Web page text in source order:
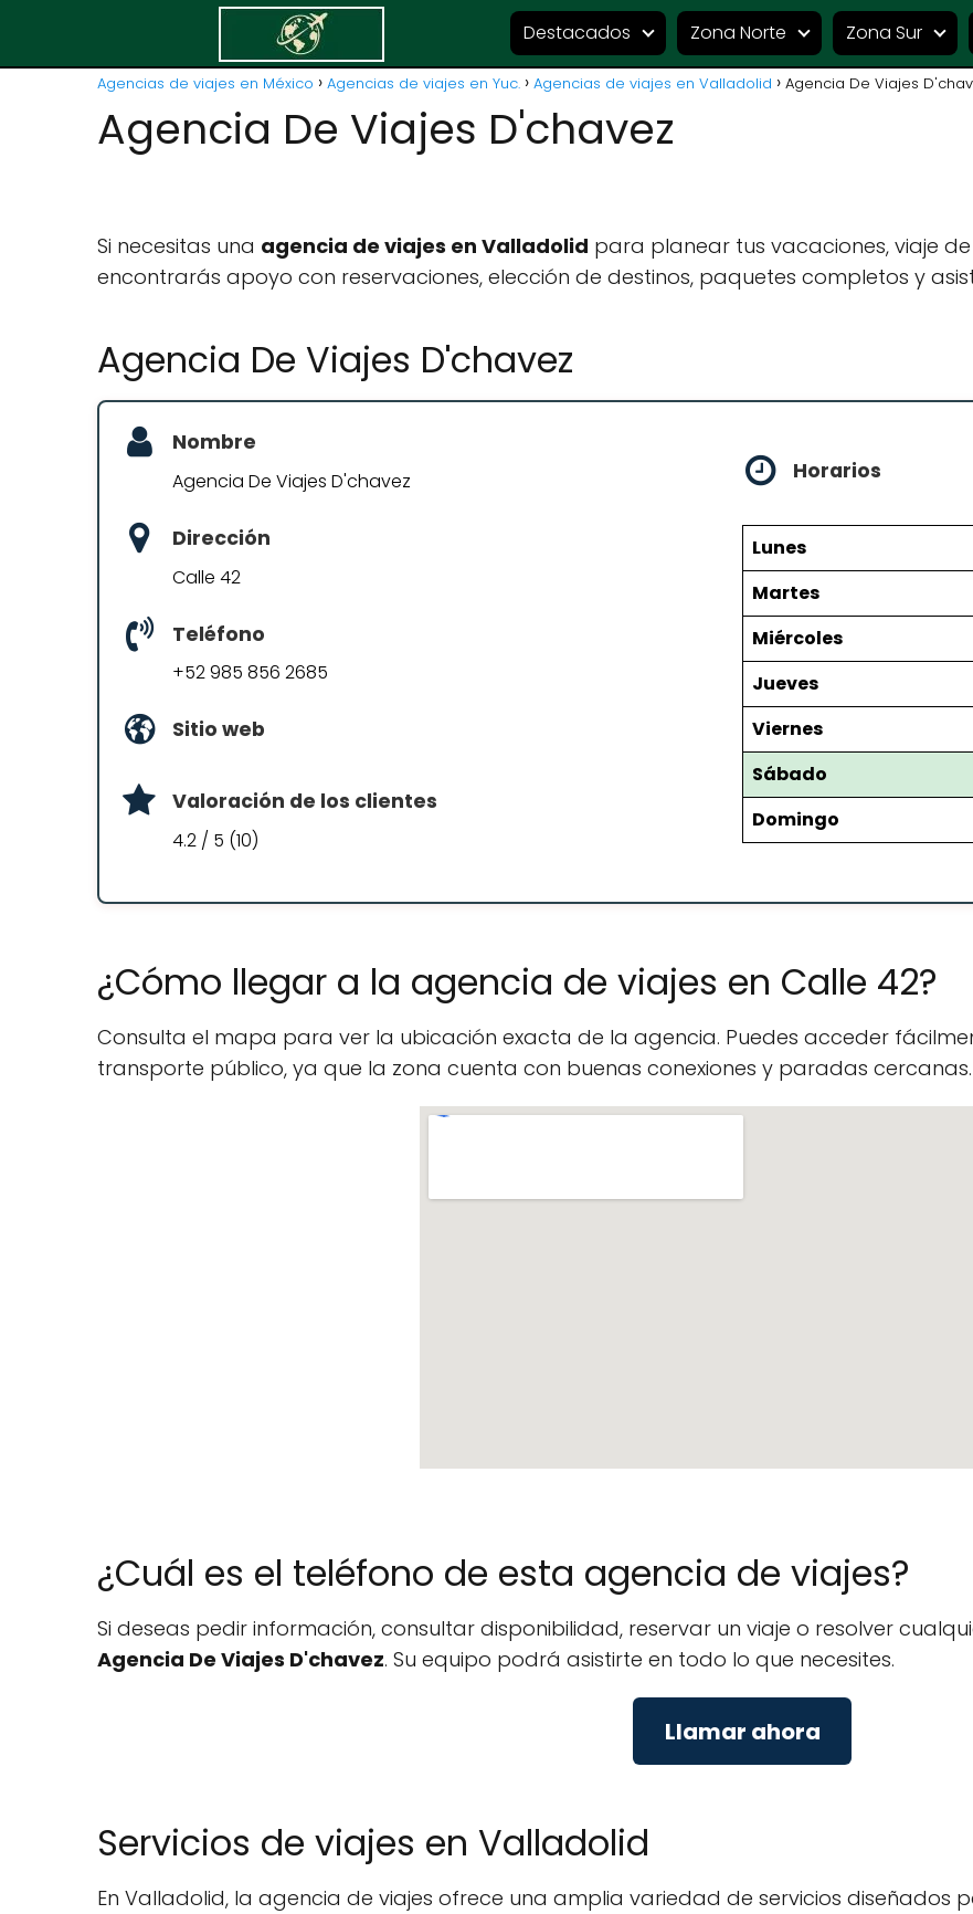
Destacados Zona Norte Zona Sur
Agencias de viajes en México Agencias de viajes en Yuc. Agencias de viajes en Valladolid Agencia De Viajes
Agencia De Viajes D'chavez
Si necesitas una agencia de viajes en Valladolid para planear tus vacaciones, viaje
encontrarás apoyo con reservaciones, elección de destinos, paquetes completos y
Agencia De Viajes D'chavez
Nombre
Agencia De Viajes D'chavez
Dirección
Calle 42
Teléfono
+52 985 856 2685
Sitio web
Valoración de los clientes
4.2 / 5 (10)
Horarios
Lunes
Martes
Miércoles
Jueves
Viernes
Sábado
Domingo
¿Cómo llegar a la agencia de viajes en Calle 42?
Consulta el mapa para ver la ubicación exacta de la agencia. Puedes acceder
transporte público, ya que la zona cuenta con buenas conexiones y paradas cercanas.
¿Cuál es el teléfono de esta agencia de viajes?
Si deseas pedir información, consultar disponibilidad, reservar un viaje o resolver
Agencia De Viajes D'chavez. Su equipo podrá asistirte en todo lo que necesites.
Llamar ahora
Servicios de viajes en Valladolid
En Valladolid, la agencia de viajes ofrece una amplia variedad de servicios diseñados